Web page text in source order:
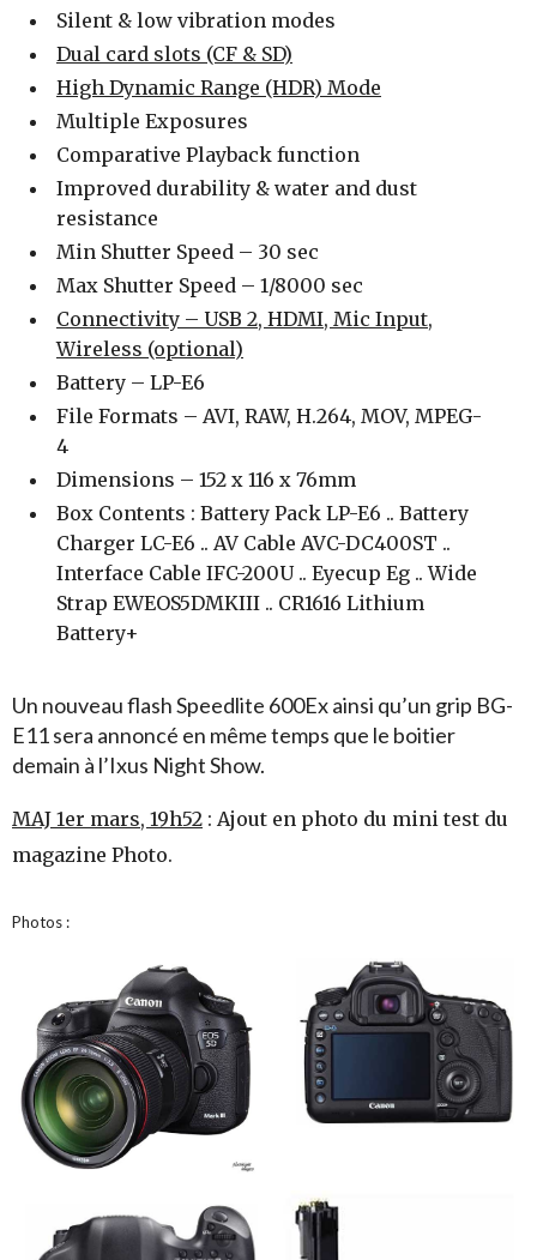
Silent & low vibration modes
Dual card slots (CF & SD)
High Dynamic Range (HDR) Mode
Multiple Exposures
Comparative Playback function
Improved durability & water and dust
resistance
Min Shutter Speed – 30 sec
Max Shutter Speed – 1/8000 sec
Connectivity – USB 2, HDMI, Mic Input,
Wireless (optional)
Battery – LP-E6
File Formats – AVI, RAW, H.264, MOV, MPEG-
4
Dimensions – 152 x 116 x 76mm
Box Contents : Battery Pack LP-E6 .. Battery
Charger LC-E6 .. AV Cable AVC-DC400ST ..
Interface Cable IFC-200U .. Eyecup Eg .. Wide
Strap EWEOS5DMKIII .. CR1616 Lithium
Battery+
Un nouveau flash Speedlite 600Ex ainsi qu’un grip BG-
E11 sera annoncé en même temps que le boitier
demain à l’Ixus Night Show.
MAJ 1er mars, 19h52 : Ajout en photo du mini test du
magazine Photo.
Photos :